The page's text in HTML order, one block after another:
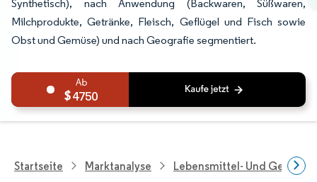
Synthetisch), nach Anwendung (Backwaren, Süßwaren,
Milchprodukte, Getränke, Fleisch, Geflügel und Fisch sowie
Obst und Gemüse) und nach Geografie segmentiert.
4750
Startseite Marktanalyse Lebensmittel- Und